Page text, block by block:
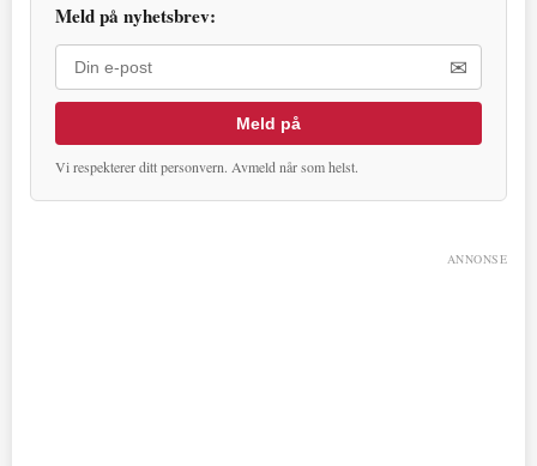
Meld på nyhetsbrev:
✉
Meld på
Vi respekterer ditt personvern. Avmeld når som helst.
ANNONSE